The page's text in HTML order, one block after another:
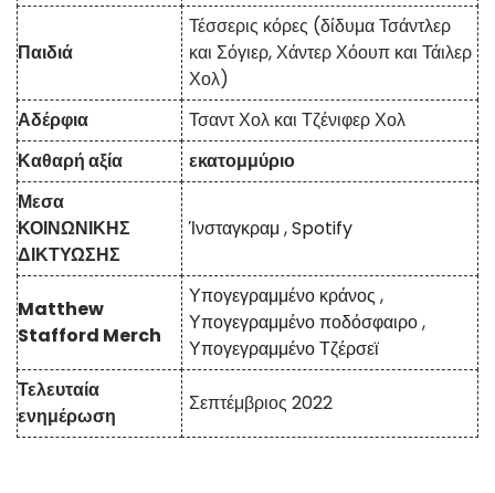
Παιδιά
Τέσσερις κόρες (δίδυμα Τσάντλερ
και Σόγιερ, Χάντερ Χόουπ και Τάιλερ
Χολ)
Αδέρφια
Τσαντ Χολ και Τζένιφερ Χολ
Καθαρή αξία
εκατομμύριο
Μεσα
ΚΟΙΝΩΝΙΚΗΣ
ΔΙΚΤΥΩΣΗΣ
Ίνσταγκραμ ,Spotify
Matthew
Stafford Merch
Υπογεγραμμένο κράνος ,
Υπογεγραμμένο ποδόσφαιρο,
Υπογεγραμμένο Τζέρσεϊ
Τελευταία
ενημέρωση
Σεπτέμβριος 2022